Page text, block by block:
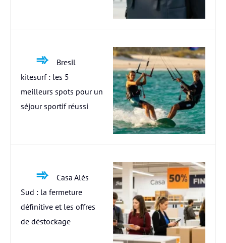
Bresil
kitesurf : les 5
meilleurs spots pour un
séjour sportif réussi
Casa Alès
Sud : la fermeture
définitive et les offres
de déstockage